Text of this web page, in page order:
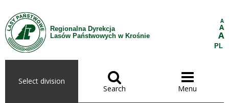
Skip to Content
Regionalna Dyrekcja
Lasów Państwowych w Krośnie
A
A
A
PL
Select division 
Search

Menu